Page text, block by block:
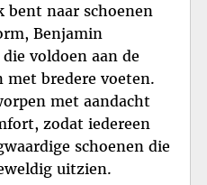
bent naar schoenen
Benjamin
voldoen aan de
met bredere voeten.
met aandacht
zodat iedereen
schoenen die
uitzien.